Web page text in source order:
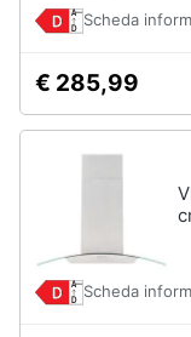
offerta
offerta
Microonde
Scheda
€ 285,99
Scheda